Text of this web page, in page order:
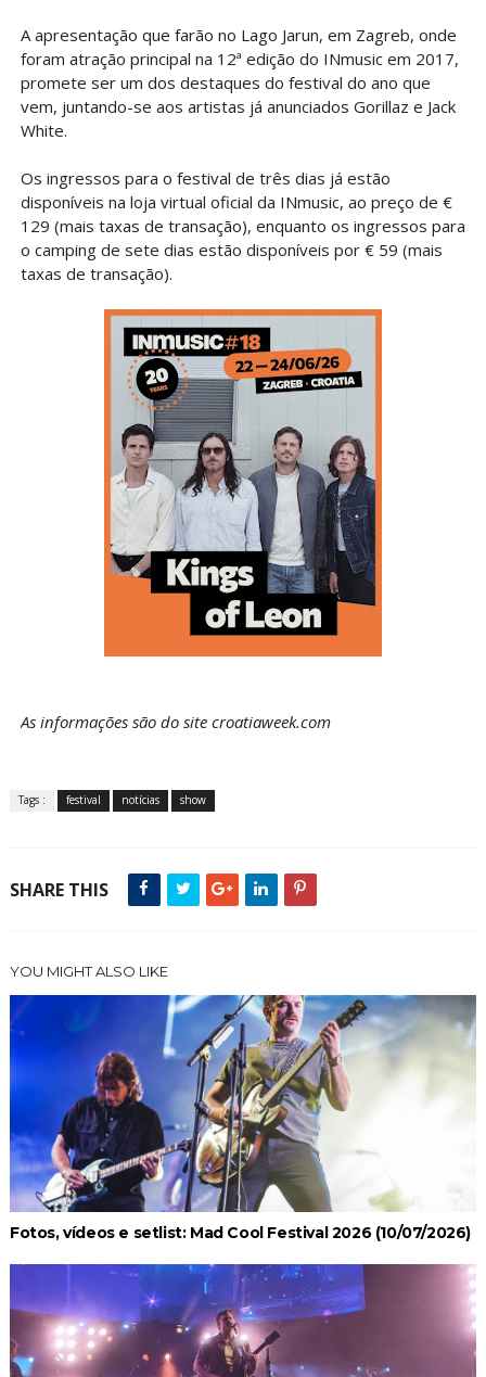
A apresentação que farão no Lago Jarun, em Zagreb, onde
foram atração principal na 12ª edição do INmusic em 2017,
promete ser um dos destaques do festival do ano que
vem, juntando-se aos artistas já anunciados Gorillaz e Jack
White.
Os ingressos para o festival de três dias já estão
disponíveis na loja virtual oficial da INmusic, ao preço de €
129 (mais taxas de transação), enquanto os ingressos para
o camping de sete dias estão disponíveis por € 59 (mais
taxas de transação).
As informações são do site croatiaweek.com
Tags : festival notícias show
SHARE THIS
YOU MIGHT ALSO LIKE
Fotos, vídeos e setlist: Mad Cool Festival 2026 (10/07/2026)